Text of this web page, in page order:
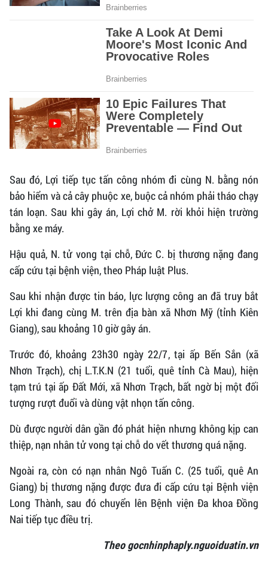
Sau đó, Lợi tiếp tục tấn công nhóm đi cùng N. bằng nón
bảo hiểm và cả cây phuộc xe, buộc cả nhóm phải tháo chạy
tán loạn. Sau khi gây án, Lợi chở M. rời khỏi hiện trường
bằng xe máy.
Hậu quả, N. tử vong tại chỗ, Đức C. bị thương nặng đang
cấp cứu tại bệnh viện, theo Pháp luật Plus.
Sau khi nhận được tin báo, lực lượng công an đã truy bắt
Lợi khi đang cùng M. trên địa bàn xã Nhơn Mỹ (tỉnh Kiên
Giang), sau khoảng 10 giờ gây án.
Trước đó, khoảng 23h30 ngày 22/7, tại ấp Bến Sắn (xã
Nhơn Trạch), chị L.T.K.N (21 tuổi, quê tỉnh Cà Mau), hiện
tạm trú tại ấp Đất Mới, xã Nhơn Trạch, bất ngờ bị một đối
tượng rượt đuổi và dùng vật nhọn tấn công.
Dù được người dân gần đó phát hiện nhưng không kịp can
thiệp, nạn nhân tử vong tại chỗ do vết thương quá nặng.
Ngoài ra, còn có nạn nhân Ngô Tuấn C. (25 tuổi, quê An
Giang) bị thương nặng được đưa đi cấp cứu tại Bệnh viện
Long Thành, sau đó chuyển lên Bệnh viện Đa khoa Đồng
Nai tiếp tục điều trị.
Theo gocnhinphaply.nguoiduatin.vn